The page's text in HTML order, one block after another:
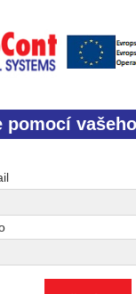
pomocí